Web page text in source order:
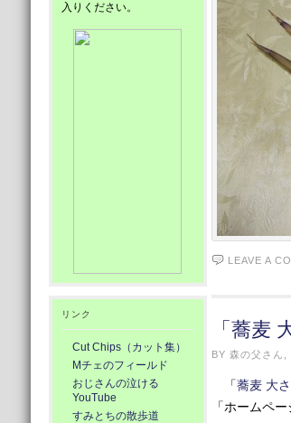
入りください。
リンク
Cut Chips（カット集）
Mチェのフィールド
おじさんの泣ける
YouTube
すみとちの散歩道
LEAVE A
「蕎麦
BY 森の父さん
「蕎麦 大
「ホームペ